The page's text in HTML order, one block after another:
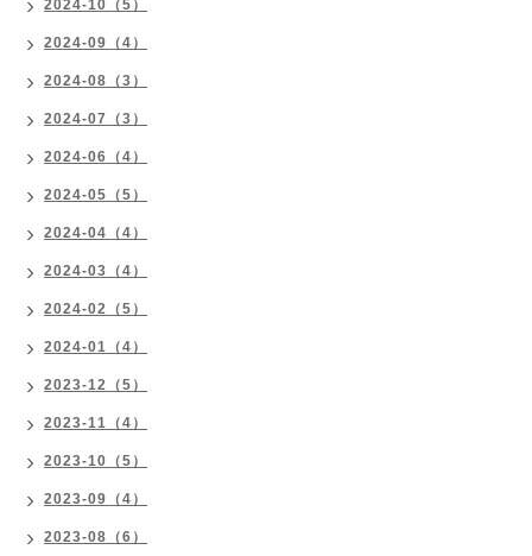
2024-10（5）
2024-09（4）
2024-08（3）
2024-07（3）
2024-06（4）
2024-05（5）
2024-04（4）
2024-03（4）
2024-02（5）
2024-01（4）
2023-12（5）
2023-11（4）
2023-10（5）
2023-09（4）
2023-08（6）